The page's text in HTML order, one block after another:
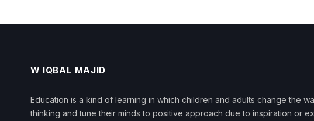
W IQBAL MAJID
Education is a kind of learning in which children and adults change the
thinking and tune their minds to positive approach due to inspiration or